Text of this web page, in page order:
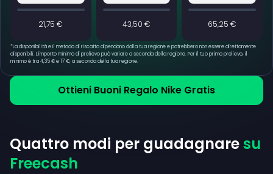
Ottieni Buoni Regalo Nike Gratis
21,75 € 43,50 € 65,25 €
*La disponibilità e il metodo di riscatto dipendono dalla tua regione e potrebbero non essere direttamente
disponibili. L'importo minimo di prelievo può variare a seconda della regione. Per il tuo primo prelievo, il
minimo è tra 4,35 € e 17 €, a seconda della tua regione.
Quattro modi per guadagnaresu
Freecash